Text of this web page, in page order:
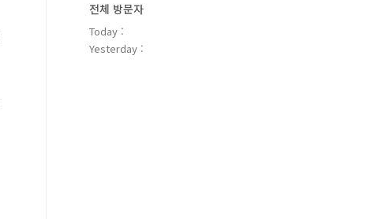
전체 방문자
Today :
Yesterday :